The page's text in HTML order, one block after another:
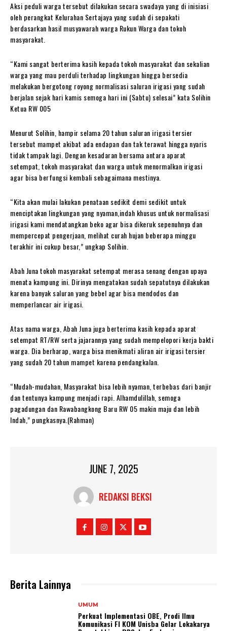
Aksi peduli warga tersebut dilakukan secara swadaya yang di inisiasi
oleh perangkat Kelurahan Sertajaya yang sudah di sepakati
berdasarkan hasil musyawarah warga Rukun Warga dan tokoh
masyarakat.
“Kami sangat berterima kasih kepada tokoh masyarakat dan sekalian
warga yang mau perduli terhadap lingkungan hingga bersedia
melakukan bergotong royong normalisasi saluran irigasi yang sudah
berjalan sejak hari kamis semoga hari ini (Sabtu) selesai” kata Solihin
Ketua RW 005
Menurut Solihin, hampir selama 20 tahun saluran irigasi tersier
tersebut mampet akibat ada endapan dan tak terawat hingga nyaris
tidak tampak lagi. Dengan kesadaran bersama antara aparat
setempat, tokoh masyarakat dan warga untuk menormalkan irigasi
agar bisa berfungsi kembali sebagaimana mestinya.
“Kita akan mulai lakukan penataan sedikit demi sedikit untuk
menciptakan lingkungan yang nyaman,indah khusus untuk normalisasi
irigasi kami mendatangkan beko agar bisa dikeruk sepenuhnya dan
mempercepat pengerjaan, melihat curah hujan beberapa minggu
terakhir ini cukup besar,” ungkap Solihin.
Abah Juna tokoh masyarakat setempat merasa senang dengan upaya
menata kampung ini. Dirinya mengatakan sudah sepatutnya dilakukan
karena banyak saluran yang bebel agar bisa mendodos dan
memperlancar air irigasi.
Atas nama warga, Abah Juna juga berterima kasih kepada aparat
setempat RT/RW serta jajarannya yang sudah mempelopori kerja bakti
warga. Dia berharap, warga bisa menikmati aliran air irigasi tersier
yang sudah 20 tahun mampet karena pendangkalan.
“Mudah-mudahan, Masyarakat bisa lebih nyaman, terbebas dari banjir
dan tentunya kampung menjadi rapi. Alhamdulillah, semoga
pagadungan dan Rawabangkong Baru RW 05 makin maju dan lebih
Indah,” pungkasnya.(Rahman)
JUNE 7, 2025
REDAKSI BEKSI
Berita Lainnya
UMUM
Perkuat Implementasi OBE, Prodi Ilmu
Komunikasi FI KOM Unisba Gelar Lokakarya